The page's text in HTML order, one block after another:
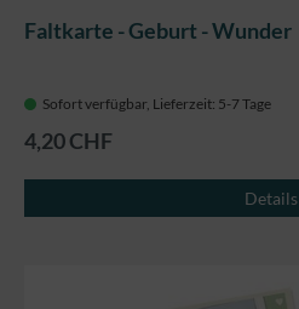
Faltkarte - Geburt - Wunder
Sofort verfügbar, Lieferzeit: 5-7 Tage
4,20 CHF
Details